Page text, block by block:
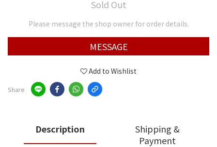
Sold Out
Please message the shop owner for order details.
MESSAGE
Add to Wishlist
Share
Description
Shipping &
Payment